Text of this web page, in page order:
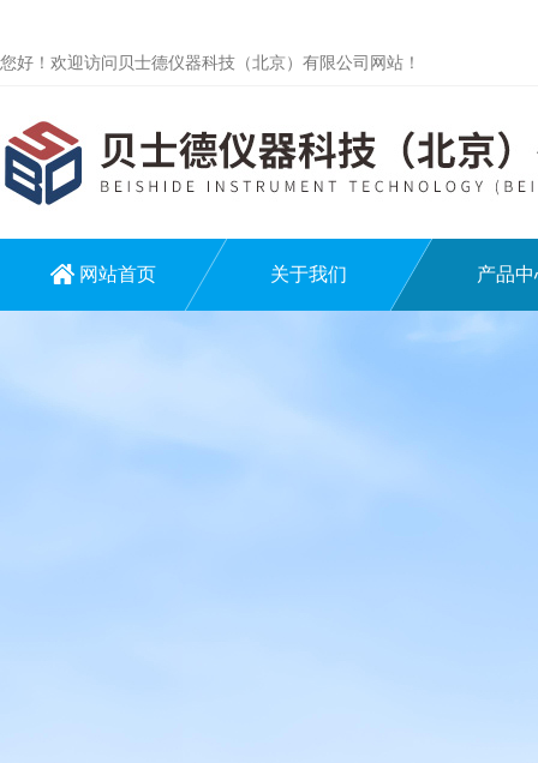
您好！欢迎访问贝士德仪器科技（北京）有限公司网站！
网站首页 关于我们 产品中